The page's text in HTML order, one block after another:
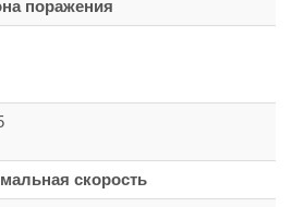
поражения
скорость